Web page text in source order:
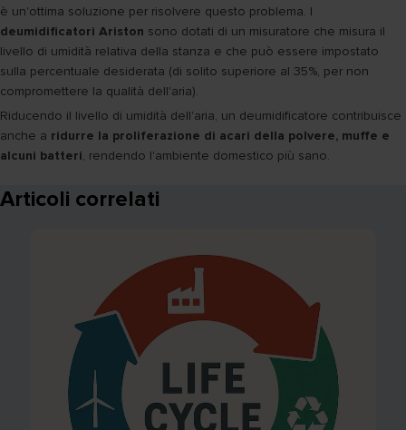
è un'ottima soluzione per risolvere questo problema. I
deumidificatori Ariston sono dotati di un misuratore che misura il
livello di umidità relativa della stanza e che può essere impostato
sulla percentuale desiderata (di solito superiore al 35%, per non
compromettere la qualità dell'aria).
Riducendo il livello di umidità dell'aria, un deumidificatore contribuisce
anche a ridurre la proliferazione di acari della polvere, muffe e
alcuni batteri, rendendo l'ambiente domestico più sano.
Articoli correlati